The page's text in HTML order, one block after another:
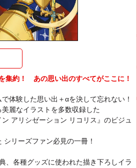
集約！ あの思い出のすべてがここに！
体験した思い出＋αを決して忘れない！
麗なイラストを多数収録した
ン アリシゼーション リコリス』のビジュ
リーズファン必見の一冊！
、各種グッズに使われた描き下ろしイラ